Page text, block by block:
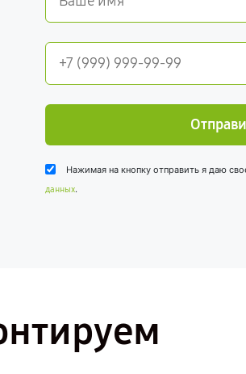
Нажимая на кнопку отправить я даю
данных.